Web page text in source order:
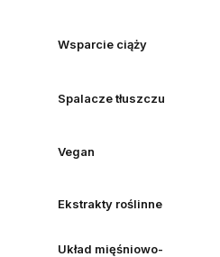
Wsparcie ciąży
Spalacze tłuszczu
Vegan
Ekstrakty roślinne
Układ mięśniowo-